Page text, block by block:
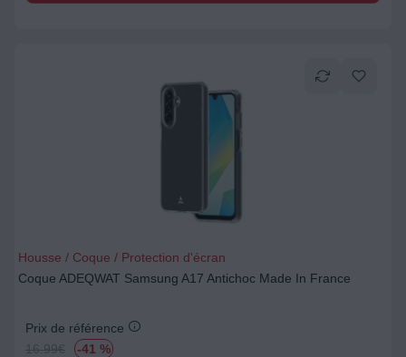
Housse / Coque / Protection d'écran
Coque ADEQWAT Samsung A17 Antichoc Made In France
Prix de référence
16.99€ -41 %